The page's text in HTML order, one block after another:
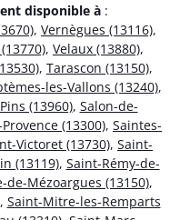
disponible à :
, Vernègues (13116),
, Velaux (13880),
, Tarascon (13150),
les-Vallons (13240),
(13960), Salon-de-
(13300), Saintes-
Victoret (13730), Saint-
(13119), Saint-Rémy-de-
de-Mézoargues (13150),
, Saint-Mitre-les-Remparts